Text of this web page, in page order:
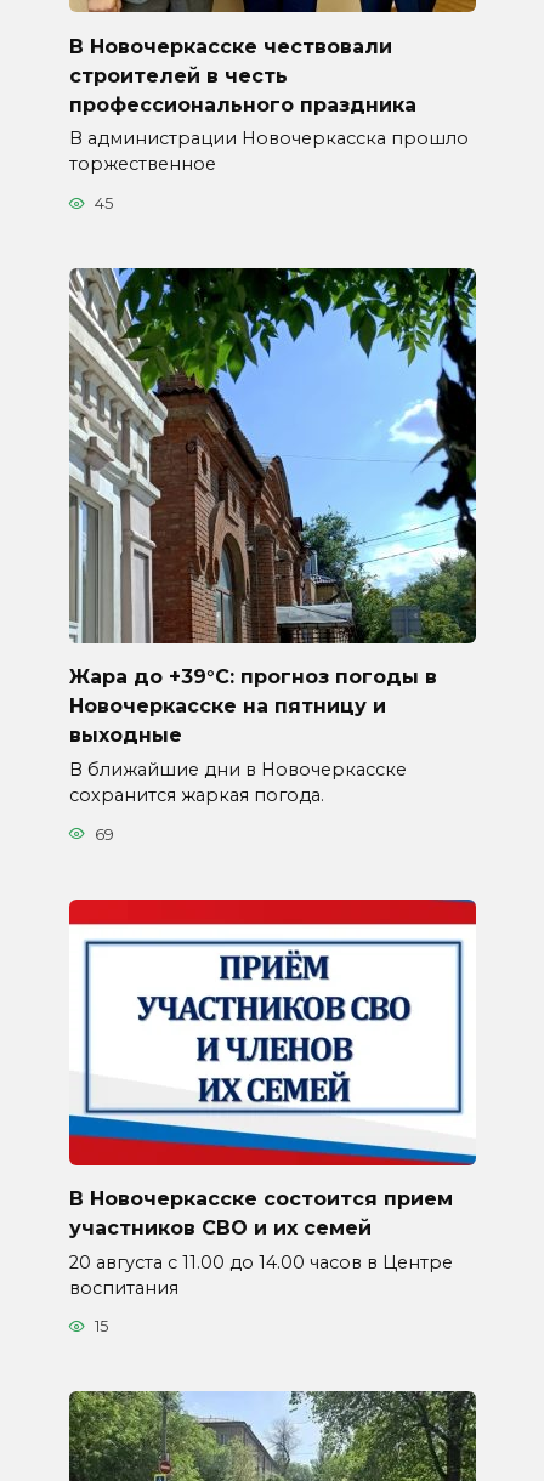
В Новочеркасске чествовали
строителей в честь
профессионального праздника
В администрации Новочеркасска прошло
торжественное
45
Жара до +39°C: прогноз погоды в
Новочеркасске на пятницу и
выходные
В ближайшие дни в Новочеркасске
сохранится жаркая погода.
69
В Новочеркасске состоится прием
участников СВО и их семей
20 августа с 11.00 до 14.00 часов в Центре
воспитания
15